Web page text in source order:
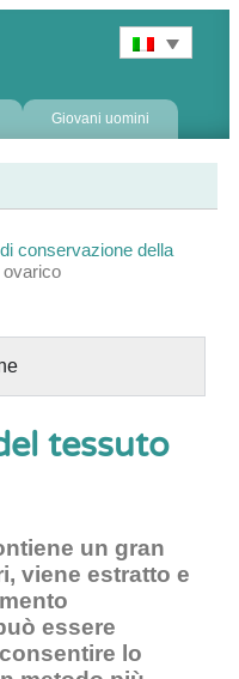
Giovani uomini
conservazione della
ovarico
tessuto
un gran
viene estratto e
essere
lo